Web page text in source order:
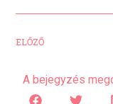
ELŐZŐ
A bejegyzés